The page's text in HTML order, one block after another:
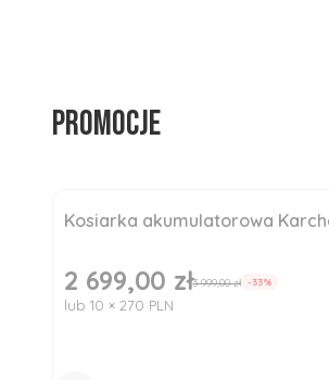
Promocje
Okazja
Kosiarka akumulatorowa
Cena promocyjna
2 699,00 zł3 999,00 zł -33%
lub 10 × 270 PLN